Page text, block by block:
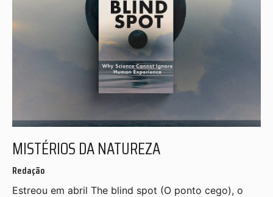
MISTÉRIOS DA NATUREZA
Redação
Estreou em abril The blind spot (O ponto cego), o